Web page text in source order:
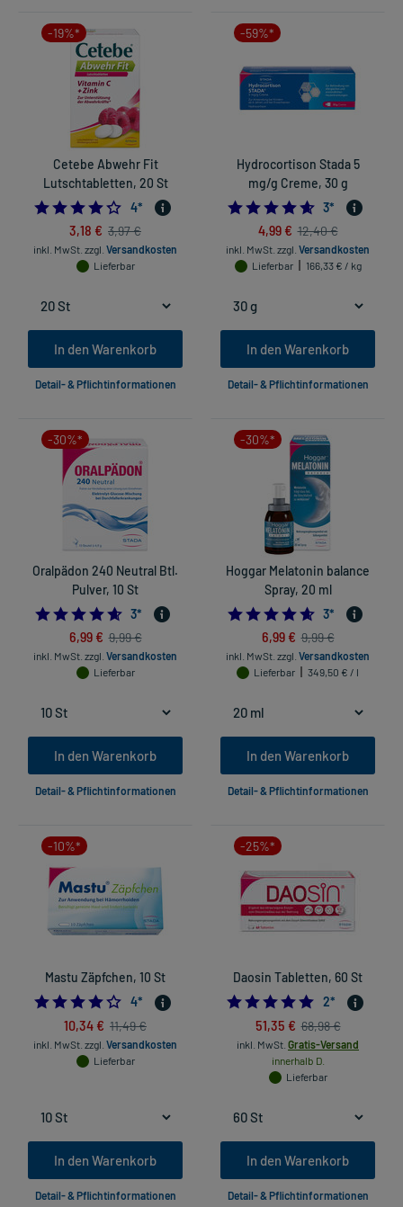
-19%*
Cetebe Abwehr Fit
Lutschtabletten, 20 St
4.25
4*
3,18 € 3,97 €
inkl. MwSt. zzgl. Versandkosten
Lieferbar
In den Warenkorb
Detail- & Pflichtinformationen
-59%*
Hydrocortison Stada 5
mg/g Creme, 30 g
3*
4,99 € 12,40 €
inkl. MwSt. zzgl. Versandkosten
Lieferbar
166,33 € / kg
In den Warenkorb
Detail- & Pflichtinformationen
-30%*
Oralpädon 240 Neutral Btl.
Pulver, 10 St
4.666666666666667
3*
6,99 € 9,99 €
inkl. MwSt. zzgl. Versandkosten
Lieferbar
In den Warenkorb
Detail- & Pflichtinformationen
-30%*
Hoggar Melatonin balance
Spray, 20 ml
3*
6,99 € 9,99 €
inkl. MwSt. zzgl. Versandkosten
Lieferbar
349,50 € / l
In den Warenkorb
Detail- & Pflichtinformationen
-10%*
Mastu Zäpfchen, 10 St
4.0
4*
10,34 € 11,49 €
inkl. MwSt. zzgl. Versandkosten
Lieferbar
In den Warenkorb
Detail- & Pflichtinformationen
-25%*
Daosin Tabletten, 60 St
5.0
2*
51,35 € 68,98 €
inkl. MwSt. Gratis-Versand
innerhalb D.
Lieferbar
In den Warenkorb
Detail- & Pflichtinformationen